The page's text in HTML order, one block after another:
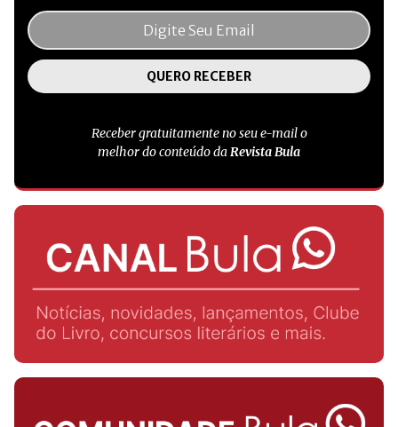
Receber gratuitamente no seu e-mail o
melhor do conteúdo daRevista Bula